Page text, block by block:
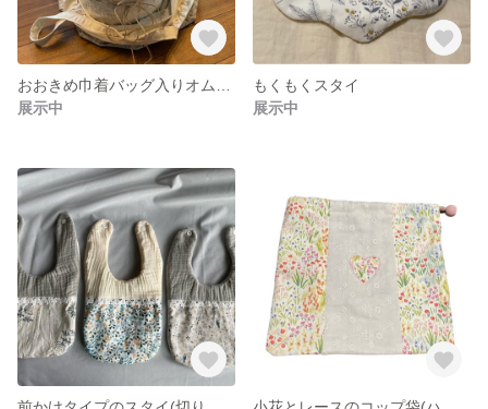
展示中
もくもくスタイ
展示中